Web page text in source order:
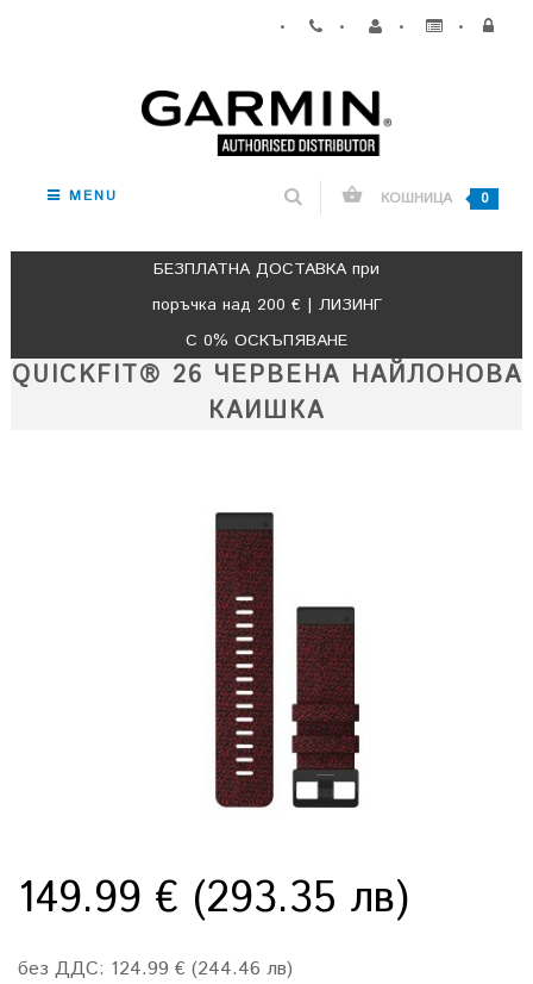
• • • •
MENU КОШНИЦА 0
БЕЗПЛАТНА ДОСТАВКА при
поръчка над 200 € | ЛИЗИНГ
С 0% ОСКЪПЯВАНЕ
QUICKFIT® 26 ЧЕРВЕНА НАЙЛОНОВА
КАИШКА
149.99 € (293.35 лв)
без ДДС: 124.99 € (244.46 лв)